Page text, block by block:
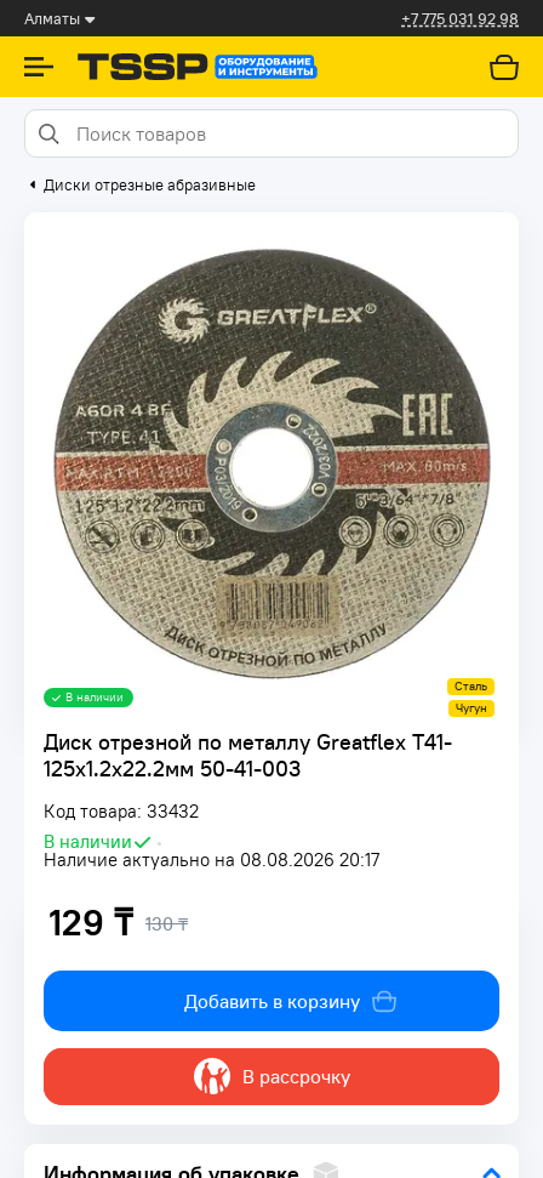
Алматы +7 775 031 92 98
Диски отрезные абразивные
Диск отрезной по металлу Greatflex Т41-
125х1.2х22.2мм 50-41-003
Код товара: 33432
В наличии
•
Наличие актуально на 08.08.2026 20:17
В наличии
Сталь
Чугун
129 ₸ 130 ₸
Добавить в корзину
В рассрочку